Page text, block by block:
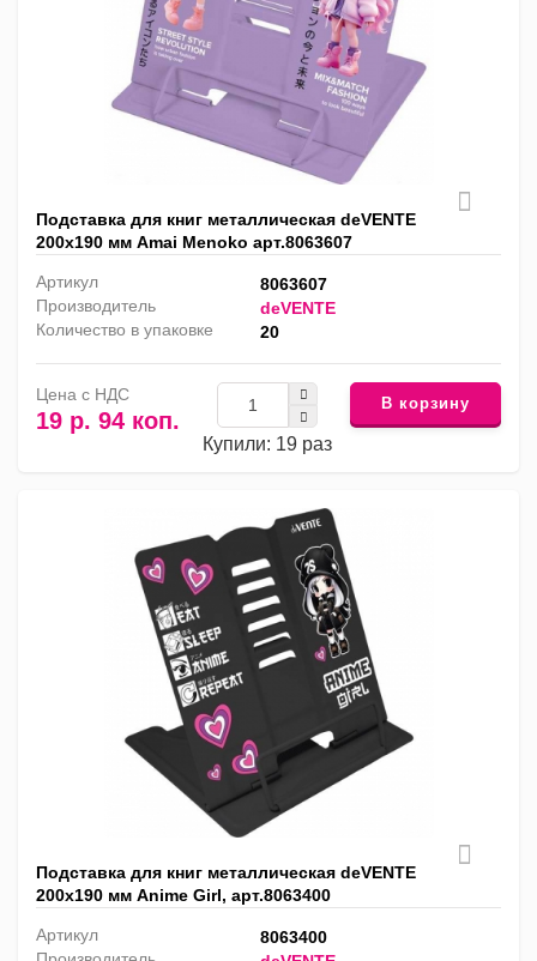
Подставка для книг металлическая deVENTE
200х190 мм Amai Menoko арт.8063607
Артикул
8063607
Производитель
deVENTE
Количество в упаковке
20
Цена с НДС
19 р. 94 коп.
Купили: 19 раз
В корзину
Подставка для книг металлическая deVENTE
200х190 мм Anime Girl, арт.8063400
Артикул
8063400